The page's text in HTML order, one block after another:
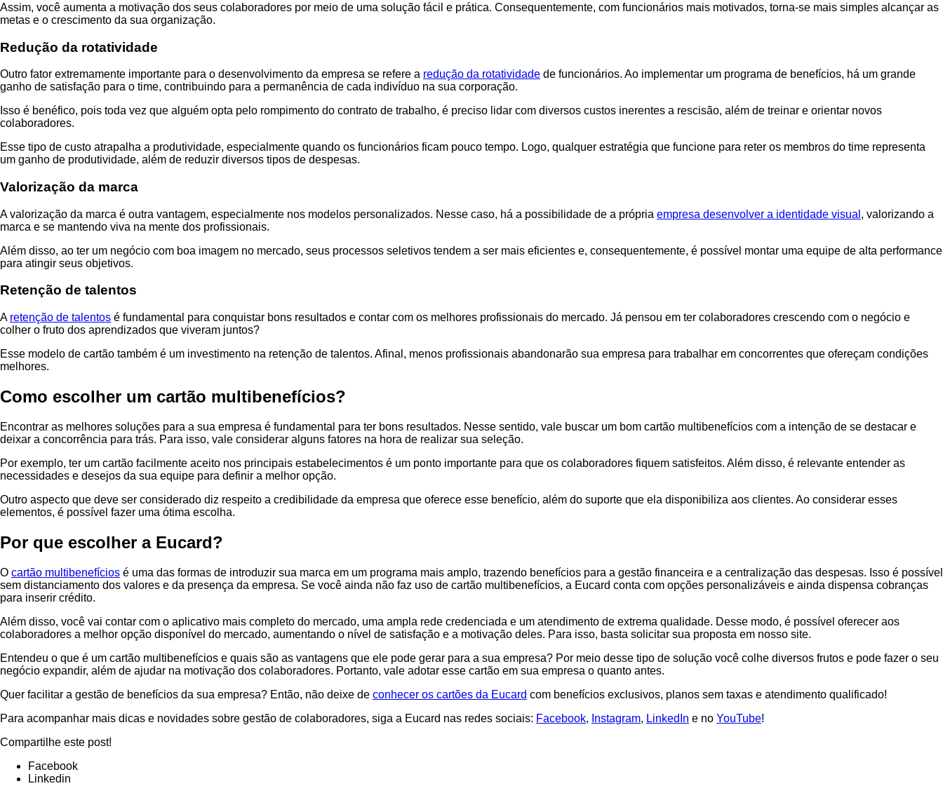
Assim, você aumenta a motivação dos seus colaboradores por meio de uma solução fácil e prática. Consequentemente, com funcionários mais motivados, torna-se mais simples alcançar as
metas e o crescimento da sua organização.
Redução da rotatividade
Outro fator extremamente importante para o desenvolvimento da empresa se refere a redução da rotatividade de funcionários. Ao implementar um programa de benefícios, há um grande
ganho de satisfação para o time, contribuindo para a permanência de cada indivíduo na sua corporação.
Isso é benéfico, pois toda vez que alguém opta pelo rompimento do contrato de trabalho, é preciso lidar com diversos custos inerentes a rescisão, além de treinar e orientar novos
colaboradores.
Esse tipo de custo atrapalha a produtividade, especialmente quando os funcionários ficam pouco tempo. Logo, qualquer estratégia que funcione para reter os membros do time representa
um ganho de produtividade, além de reduzir diversos tipos de despesas.
Valorização da marca
A valorização da marca é outra vantagem, especialmente nos modelos personalizados. Nesse caso, há a possibilidade de a própria empresa desenvolver a identidade visual , valorizando a
marca e se mantendo viva na mente dos profissionais.
Além disso, ao ter um negócio com boa imagem no mercado, seus processos seletivos tendem a ser mais eficientes e, consequentemente, é possível montar uma equipe de alta performance
para atingir seus objetivos.
Retenção de talentos
A retenção de talentos é fundamental para conquistar bons resultados e contar com os melhores profissionais do mercado. Já pensou em ter colaboradores crescendo com o negócio e
colher o fruto dos aprendizados que viveram juntos?
Esse modelo de cartão também é um investimento na retenção de talentos. Afinal, menos profissionais abandonarão sua empresa para trabalhar em concorrentes que ofereçam condições
melhores.
Como escolher um cartão multibenefícios?
Encontrar as melhores soluções para a sua empresa é fundamental para ter bons resultados. Nesse sentido, vale buscar um bom cartão multibenefícios com a intenção de se destacar e
deixar a concorrência para trás. Para isso, vale considerar alguns fatores na hora de realizar sua seleção.
Por exemplo, ter um cartão facilmente aceito nos principais estabelecimentos é um ponto importante para que os colaboradores fiquem satisfeitos. Além disso, é relevante entender as
necessidades e desejos da sua equipe para definir a melhor opção.
Outro aspecto que deve ser considerado diz respeito a credibilidade da empresa que oferece esse benefício, além do suporte que ela disponibiliza aos clientes. Ao considerar esses
elementos, é possível fazer uma ótima escolha.
Por que escolher a Eucard?
O cartão multibenefícios é uma das formas de introduzir sua marca em um programa mais amplo, trazendo benefícios para a gestão financeira e a centralização das despesas. Isso é possível
sem distanciamento dos valores e da presença da empresa. Se você ainda não faz uso de cartão multibenefícios, a Eucard conta com opções personalizáveis e ainda dispensa cobranças
para inserir crédito.
Além disso, você vai contar com o aplicativo mais completo do mercado, uma ampla rede credenciada e um atendimento de extrema qualidade. Desse modo, é possível oferecer aos
colaboradores a melhor opção disponível do mercado, aumentando o nível de satisfação e a motivação deles. Para isso, basta solicitar sua proposta em nosso site.
Entendeu o que é um cartão multibenefícios e quais são as vantagens que ele pode gerar para a sua empresa? Por meio desse tipo de solução você colhe diversos frutos e pode fazer o seu
negócio expandir, além de ajudar na motivação dos colaboradores. Portanto, vale adotar esse cartão em sua empresa o quanto antes.
Quer facilitar a gestão de benefícios da sua empresa? Então, não deixe de conhecer os cartões da Eucard com benefícios exclusivos, planos sem taxas e atendimento qualificado!
Para acompanhar mais dicas e novidades sobre gestão de colaboradores, siga a Eucard nas redes sociais: Facebook, Instagram, LinkedIn e no YouTube!
Compartilhe este post!
Facebook
Linkedin